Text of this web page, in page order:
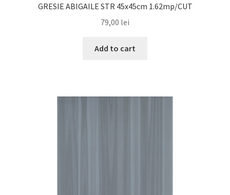
GRESIE ABIGAILE STR 45x45cm 1.62mp/CUT
79,00 lei
Add to cart